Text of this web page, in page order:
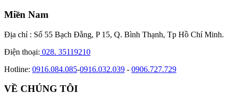
Miền Nam
Địa chỉ : Số 55 Bạch Đằng, P 15, Q. Bình Thạnh, Tp Hồ Chí Minh.
Điện thoại: 028. 35119210
Hotline: 0916.084.085-0916.032.039 - 0906.727.729
VỀ CHÚNG TÔI